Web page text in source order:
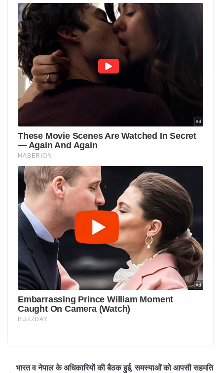
भारत व नेपाल के अधिकारियों की बैठक हुई, समस्याओं को आपसी सहमति